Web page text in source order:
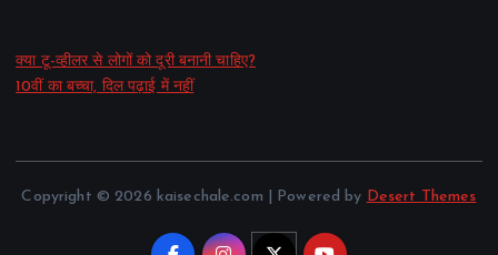
क्या टू-व्हीलर से लोगों को दूरी बनानी चाहिए?
10वीं का बच्चा, दिल पढ़ाई में नहीं
Copyright © 2026 kaisechale.com | Powered by Desert Themes